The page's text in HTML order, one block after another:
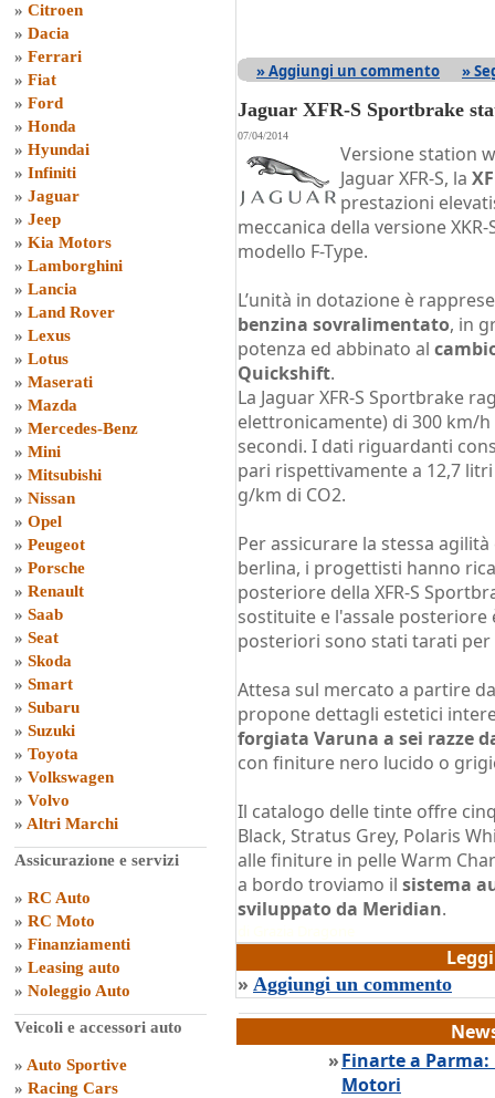
» Citroen
» Dacia
» Ferrari
» Fiat
» Ford
» Honda
» Hyundai
» Infiniti
» Jaguar
» Jeep
» Kia Motors
» Lamborghini
» Lancia
» Land Rover
» Lexus
» Lotus
» Maserati
» Mazda
» Mercedes-Benz
» Mini
» Mitsubishi
» Nissan
» Opel
» Peugeot
» Porsche
» Renault
» Saab
» Seat
» Skoda
» Smart
» Subaru
» Suzuki
» Toyota
» Volkswagen
» Volvo
» Altri Marchi
Assicurazione e servizi
» RC Auto
» RC Moto
» Finanziamenti
» Leasing auto
» Noleggio Auto
Veicoli e accessori auto
» Auto Sportive
» Racing Cars
» Aggiungi un commento »
Jaguar XFR-S Sportbrake
07/04/2014
Versione station
Jaguar XFR-S, la
prestazioni
meccanica della versione
modello F-Type.
L’unità in dotazione è
benzina sovralimentato, in
potenza ed abbinato al
Quickshift.
La Jaguar XFR-S Sportbrake
elettronicamente) di 300 km/h
secondi. I dati riguardanti
pari rispettivamente a 12,7
g/km di CO2.
Per assicurare la stessa
berlina, i progettisti hanno
posteriore della XFR-S
sostituite e l'assale
posteriori sono stati tarati per
Attesa sul mercato a partire
propone dettagli estetici
forgiata Varuna a sei razze
con finiture nero lucido o
Il catalogo delle tinte offre
Black, Stratus Grey, Polaris
alle finiture in pelle Warm
a bordo troviamo il sistema
sviluppato da Meridian.
» Aggiungi un commento
»Finarte a Parma:
Motori